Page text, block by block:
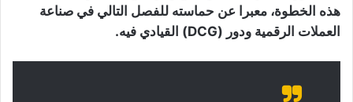
هذه الخطوة، معبرا عن حماسته للفصل التالي في صناعة
العملات الرقمية ودور (DCG) القيادي فيه.